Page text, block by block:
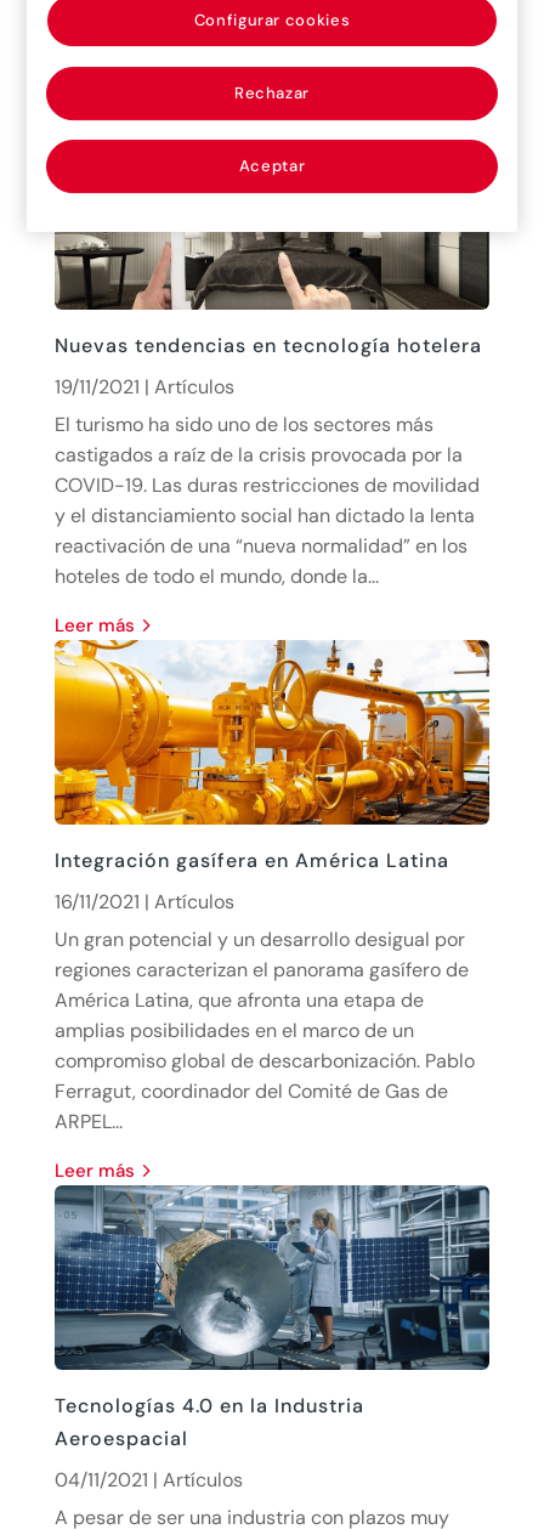
se encuentren, y ofrecerles asesoramiento en
tiempo real. Eduardo García Mozos, director...
Nuevas tendencias en tecnología hotelera
19/11/2021 | Artículos
El turismo ha sido uno de los sectores más
castigados a raíz de la crisis provocada por la
COVID-19. Las duras restricciones de movilidad
y el distanciamiento social han dictado la lenta
reactivación de una “nueva normalidad” en los
hoteles de todo el mundo, donde la...
leer más
Integración gasífera en América Latina
16/11/2021 | Artículos
Un gran potencial y un desarrollo desigual por
regiones caracterizan el panorama gasífero de
América Latina, que afronta una etapa de
amplias posibilidades en el marco de un
compromiso global de descarbonización. Pablo
Ferragut, coordinador del Comité de Gas de
ARPEL...
leer más
Tecnologías 4.0 en la Industria
Aeroespacial
04/11/2021 | Artículos
A pesar de ser una industria con plazos muy
Rechazar
Aceptar
Configurar cookies